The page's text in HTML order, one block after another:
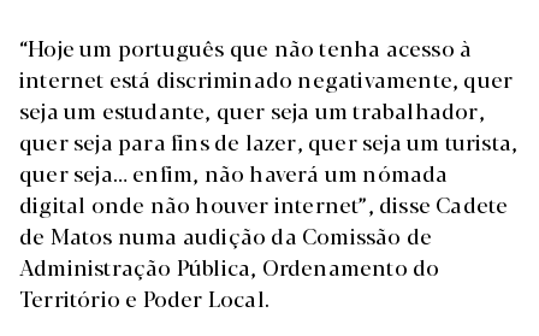
“Hoje um português que não tenha acesso à
internet está discriminado negativamente, quer
seja um estudante, quer seja um trabalhador,
quer seja para fins de lazer, quer seja um turista,
quer seja… enfim, não haverá um nómada
digital onde não houver internet”, disse Cadete
de Matos numa audição da Comissão de
Administração Pública, Ordenamento do
Território e Poder Local.